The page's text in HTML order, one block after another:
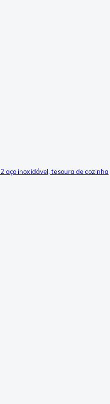
aço inoxidável, tesoura de cozinha